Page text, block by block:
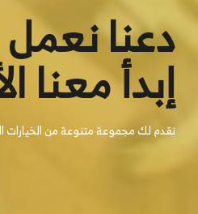
دعنا
إبدأ معنا
نقدم لك مجموعة متنوعة من الخيارات